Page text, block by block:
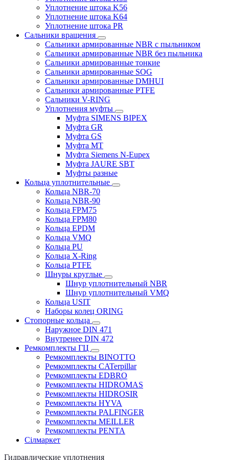
Уплотнение штока K56
Уплотнение штока K64
Уплотнение штока PR
Сальники вращения
Сальники армированные NBR с пыльником
Сальники армированные NBR без пыльника
Сальники армированные тонкие
Сальники армированные SOG
Сальники армированные DMHUI
Сальники армированные PTFE
Сальники V-RING
Уплотнения муфты
Муфта SIMENS BIPEX
Муфта GR
Муфта GS
Муфта MT
Муфта Siemens N-Eupex
Муфта JAURE SBT
Муфты разные
Кольца уплотнительные
Кольца NBR-70
Кольца NBR-90
Кольца FPM75
Кольца FPM80
Кольца EPDM
Кольца VMQ
Кольца PU
Кольца X-Ring
Кольца PTFE
Шнуры круглые
Шнур уплотнительный NBR
Шнур уплотнительный VMQ
Кольца USIT
Наборы колец ORING
Стопорные кольца
Наружное DIN 471
Внутренее DIN 472
Ремкомплекты ГЦ
Ремкомплекты BINOTTO
Ремкомплекты CATerpillar
Ремкомплекты EDBRO
Ремкомплекты HIDROMAS
Ремкомплекты HIDROSIR
Ремкомплекты HYVA
Ремкомплекты PALFINGER
Ремкомплекты MEILLER
Ремкомплекты PENTA
Сілмаркет
Гидравлические уплотнения